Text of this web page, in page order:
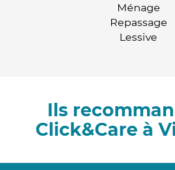
Ménage
Repassage
Lessive
Ils
Click&Care à